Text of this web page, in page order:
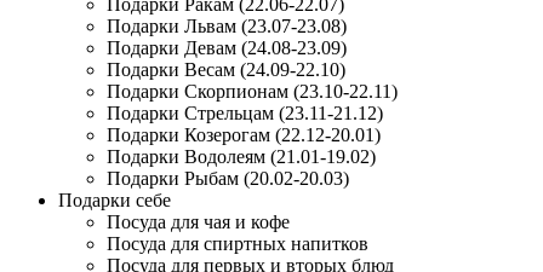
Подарки Ракам (22.06-22.07)
Подарки Львам (23.07-23.08)
Подарки Девам (24.08-23.09)
Подарки Весам (24.09-22.10)
Подарки Скорпионам (23.10-22.11)
Подарки Стрельцам (23.11-21.12)
Подарки Козерогам (22.12-20.01)
Подарки Водолеям (21.01-19.02)
Подарки Рыбам (20.02-20.03)
Подарки себе
Посуда для чая и кофе
Посуда для спиртных напитков
Посуда для первых и вторых блюд